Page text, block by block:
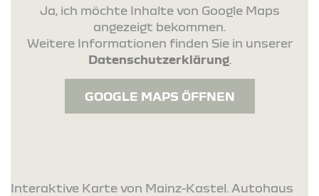
Ja, ich möchte Inhalte von Google Maps
angezeigt bekommen.
Weitere Informationen finden Sie in unserer
Datenschutzerklärung.
GOOGLE MAPS ÖFFNEN
Interaktive Karte von Mainz-Kastel. Autohaus